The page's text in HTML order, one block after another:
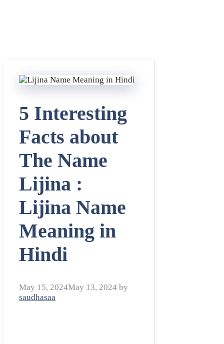
5 Interesting
Facts about
The Name
Lijina :
Lijina Name
Meaning in
Hindi
May 15, 2024May 13, 2024 by
saudhasaa